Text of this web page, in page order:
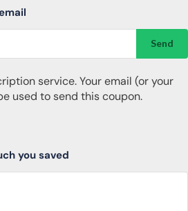
Send
service. Your email (or your
used to send this coupon.
you saved